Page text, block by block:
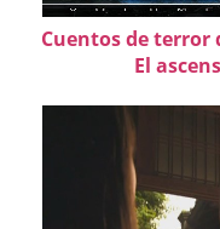
Cuentos de terror
El